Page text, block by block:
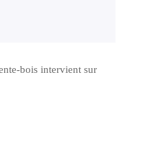
bois intervient sur